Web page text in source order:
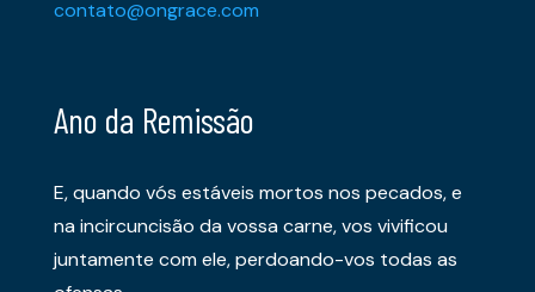
contato@ongrace.com
Ano da Remissão
E, quando vós estáveis mortos nos pecados, e
na incircuncisão da vossa carne, vos vivificou
juntamente com ele, perdoando-vos todas as